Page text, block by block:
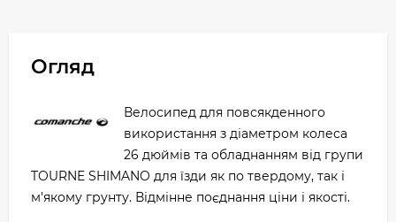
Огляд
Велосипед для повсякденного
використання з діаметром колеса
26 дюймів та обладнанням від групи
TOURNE SHIMANO для їзди як по твердому, так і
м'якому грунту. Відмінне поєднання ціни і якості.